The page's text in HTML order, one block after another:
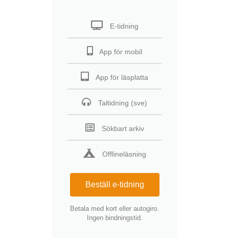
E-tidning
App för mobil
App för läsplatta
Taltidning (sve)
Sökbart arkiv
Offlineläsning
Beställ e-tidning
Betala med kort eller autogiro.
Ingen bindningstid.